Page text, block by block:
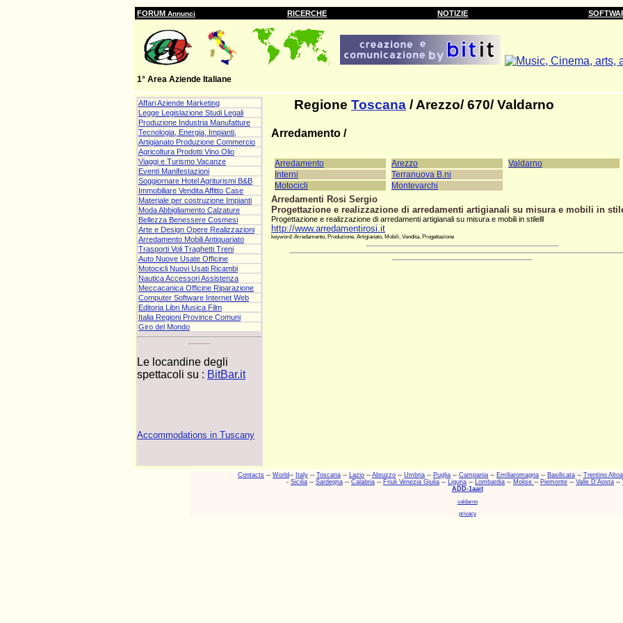
FORUM Annunci RICERCHE NOTIZIE
1° Area Aziende Italiane
Affari Aziende Marketing
Legge Legislazione Studi Legali
Produzione Industria Manufatture
Tecnologia, Energia, Impianti,
Artigianato Produzione Commercio
Agricoltura Prodotti Vino Olio
Viaggi e Turismo Vacanze
Eventi Manifestazioni
Soggiornare Hotel Agriturismi B&B
Immobiliare Vendita Affitto Case
Materiale per costruzione Impianti
Moda Abbigliamento Calzature
Bellezza Benessere Cosmesi
Arte e Design Opere Realizzazioni
Arredamento Mobili Antiquariato
Trasporti Voli Traghetti Treni
Auto Nuove Usate Officine
Motocicli Nuovi Usati Ricambi
Nautica Accessori Assistenza
Meccacanica Officine Riparazione
Computer Software Internet Web
Editoria Libri Musica Film
Italia Regioni Province Comuni
Giro del Mondo
Le locandine degli
spettacoli su : BitBar.it
Accommodations in Tuscany
Regione Toscana / Arezzo/ 670/ Valdarno
Arredamento /
Arredamento
Interni
Motocicli
Arezzo
Terranuova B.ni
Montevarchi
Valdarno
Arredamenti Rosi Sergio
Progettazione e realizzazione di arredamenti artigianali su misura e mobili in
Progettazione e realizzazione di arredamenti artigianali su misura e mobili in stilelll
http://www.arredamentirosi.it
keyword: Arredamento, Produzione, Artigianato, Mobili, Vendita, Progettazione
Contacts -- World-- Italy -- Toscana -- Lazio -- Abruzzo -- Umbria -- Puglia -- Campania -- Emiliaromagna -- Basilicata -- Trentino
- Sicilia -- Sardegna -- Calabria -- Friuli Venezia Giulia -- Liguria -- Lombardia -- Molise -- Piemonte -- Valle D'Aosta --
ADD-1aait
valdarno
privacy